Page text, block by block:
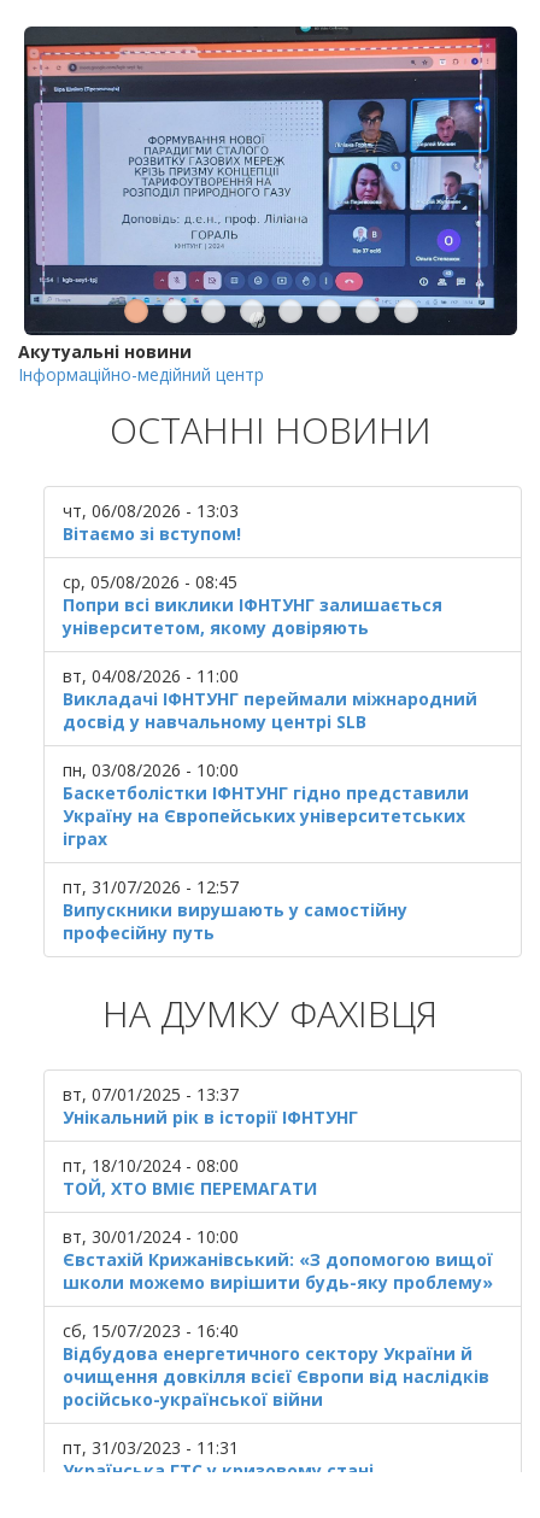
Акутуальні новини
Інформаційно-медійний центр
ОСТАННІ НОВИНИ
чт, 06/08/2026 - 13:03
Вітаємо зі вступом!
ср, 05/08/2026 - 08:45
Попри всі виклики ІФНТУНГ залишається
університетом, якому довіряють
вт, 04/08/2026 - 11:00
Викладачі ІФНТУНГ переймали міжнародний
досвід у навчальному центрі SLB
пн, 03/08/2026 - 10:00
Баскетболістки ІФНТУНГ гідно представили
Україну на Європейських університетських
іграх
пт, 31/07/2026 - 12:57
Випускники вирушають у самостійну
професійну путь
НА ДУМКУ ФАХІВЦЯ
вт, 07/01/2025 - 13:37
Унікальний рік в історії ІФНТУНГ
пт, 18/10/2024 - 08:00
ТОЙ, ХТО ВМІЄ ПЕРЕМАГАТИ
вт, 30/01/2024 - 10:00
Євстахій Крижанівський: «З допомогою вищої
школи можемо вирішити будь-яку проблему»
сб, 15/07/2023 - 16:40
Відбудова енергетичного сектору України й
очищення довкілля всієї Європи від наслідків
російсько-української війни
пт, 31/03/2023 - 11:31
Українська ГТС у кризовому стані